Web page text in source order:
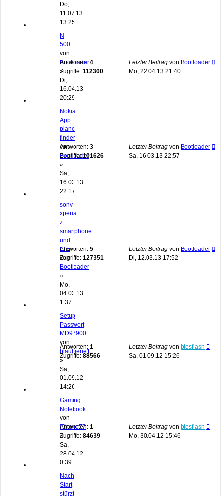
Do,
11.07.13
13:25
N
500
von
Bootloader
»
Di,
16.04.13
20:29
Antworten:4
Zugriffe: 112300
Letzter Beitrag von Bootloader
Mo, 22.04.13 21:40
Nokia
App
plane
finder
von
Bootloader
»
Sa,
16.03.13
22:17
Antworten: 3
Zugriffe:101626
Letzter Beitrag von Bootloader
Sa, 16.03.13 22:57
sony
xperia
z
smartphone
und
LTE
von
Bootloader
»
Mo,
04.03.13
1:37
Antworten: 5
Zugriffe: 127351
Letzter Beitrag von Bootloader
Di, 12.03.13 17:52
Setup
Passwort
MD97900
von
blaubiene1
»
Sa,
01.09.12
14:26
Antworten: 1
Zugriffe:88566
Letzter Beitrag von biosflash
Sa, 01.09.12 15:26
Gaming
Notebook
von
iPhone77
»
Sa,
28.04.12
0:39
Antworten: 1
Zugriffe: 84639
Letzter Beitrag von biosflash
Mo, 30.04.12 15:46
Nach
Start
stürzt